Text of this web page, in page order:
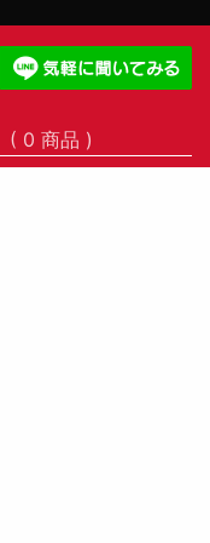
( 0 商品 )